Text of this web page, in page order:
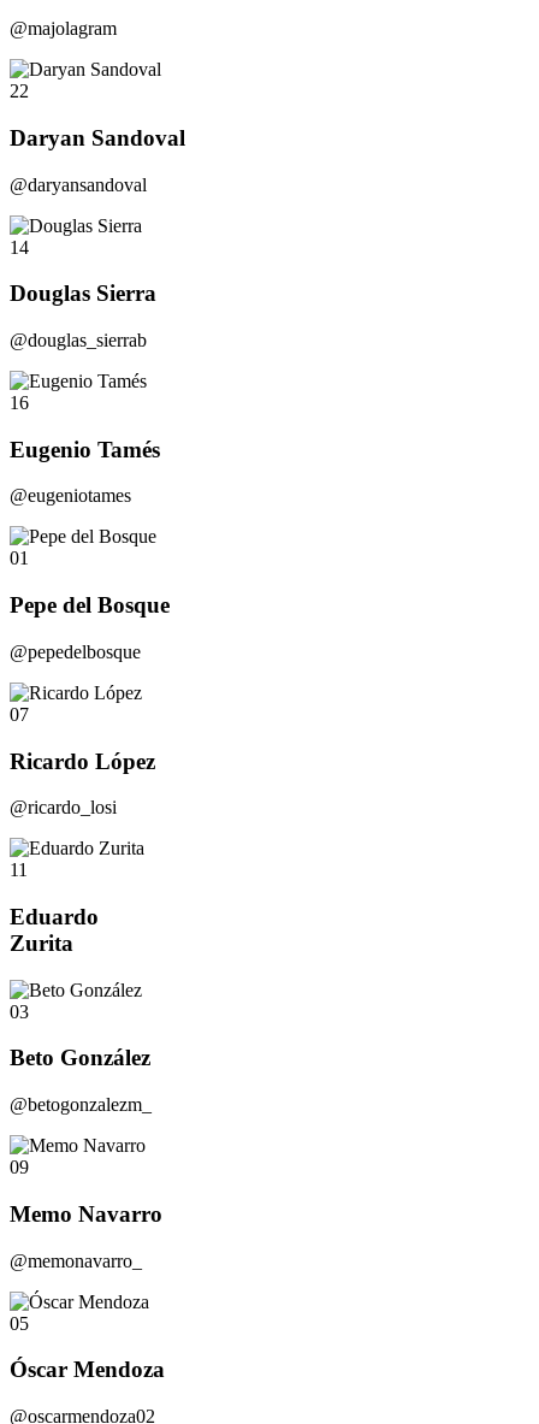
@majolagram
22
Daryan Sandoval
@daryansandoval
14
Douglas Sierra
@douglas_sierrab
16
Eugenio Tamés
@eugeniotames
01
Pepe del Bosque
@pepedelbosque
07
Ricardo López
@ricardo_losi
11
Eduardo
Zurita
03
Beto González
@betogonzalezm_
09
Memo Navarro
@memonavarro_
05
Óscar Mendoza
@oscarmendoza02